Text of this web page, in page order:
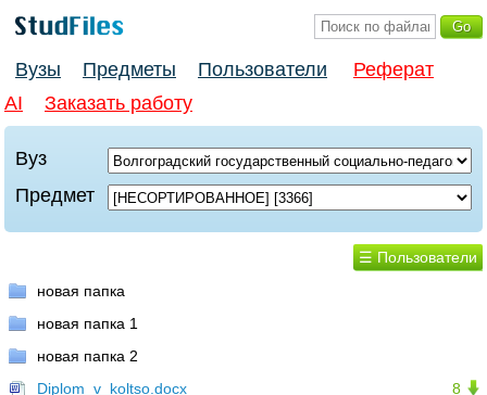
Вузы Предметы Пользователи
Реферат
AI
Заказать работу
Вуз
Предмет
☰ Пользователи
новая папка
новая папка 1
новая папка 2
8
Diplom_v_koltso.docx